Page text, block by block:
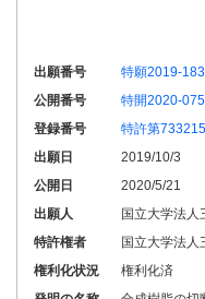
出願番号
特願2019-
公開番号
特開2020-
登録番号
特許第
出願日
2019/10/3
公開日
2020/5/21
出願人
国立大学法人
特許権者
国立大学法人
権利化状況
権利化済